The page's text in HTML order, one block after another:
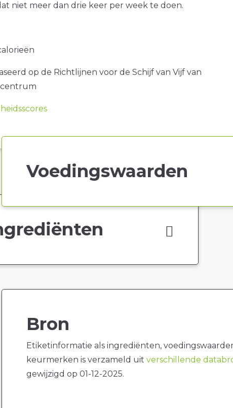
niet meer dan drie keer per week te doen.
op de Richtlijnen voor de Schijf van Vijf van
Voedingswaarden
Bron
Etiketinformatie als ingrediënten,
keurmerken is verzameld uit verschillende
gewijzigd op 01-12-2025.